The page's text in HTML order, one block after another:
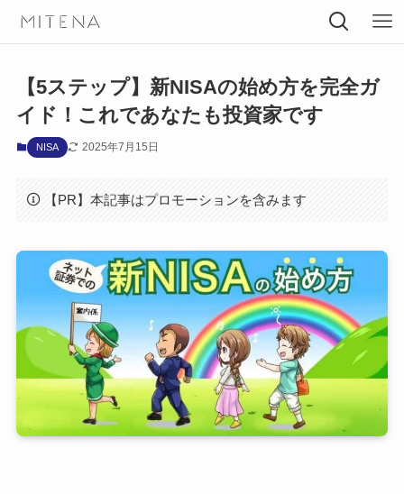
【5ステップ】新NISAの始め方を完全ガ
イド！これであなたも投資家です
NISA 2025年7月15日
【PR】本記事はプロモーションを含みます